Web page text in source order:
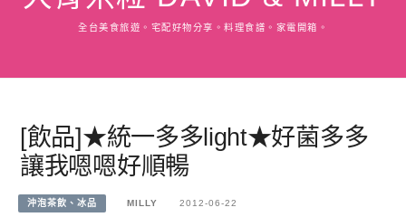
全台美食旅遊。宅配好物分享。料理食譜。家電開箱。
[飲品]★統一多多light★好菌多多
讓我嗯嗯好順暢
沖泡茶飲、冰品 MILLY 2012-06-22